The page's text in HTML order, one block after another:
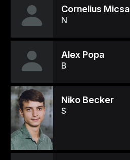
Cornelius Micsa
N
Alex Popa
B
Niko Becker
S